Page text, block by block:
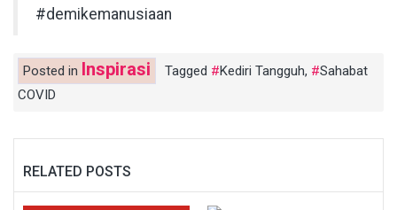
#demikemanusiaan
Posted in Inspirasi Tagged Kediri Tangguh,
Sahabat
COVID
RELATED POSTS